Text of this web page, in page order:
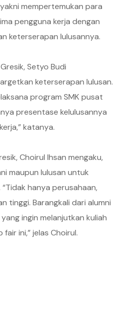
mempertemukan para
pengguna kerja dengan
keterserapan lulusannya.
Setyo Budi
keterserapan lulusan.
program SMK pusat
presentase kelulusannya
katanya.
Choirul Ihsan mengaku,
maupun lulusan untuk
hanya perusahaan,
tinggi. Barangkali dari alumni
ingin melanjutkan kuliah
ini,” jelas Choirul.